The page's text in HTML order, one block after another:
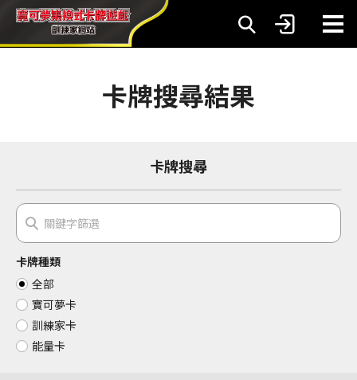
卡牌搜尋結果
卡牌搜尋
卡牌種類
全部
寶可夢卡
訓練家卡
能量卡